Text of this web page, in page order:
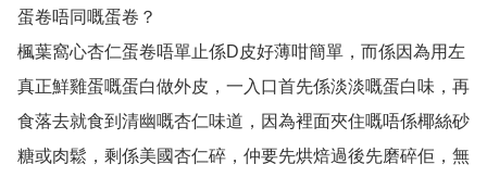
蛋卷唔同嘅蛋卷？
楓葉窩心杏仁蛋卷唔單止係D皮好薄咁簡單，而係因為用左
真正鮮雞蛋嘅蛋白做外皮，一入口首先係淡淡嘅蛋白味，再
食落去就食到清幽嘅杏仁味道，因為裡面夾住嘅唔係椰絲砂
糖或肉鬆，剩係美國杏仁碎，仲要先烘焙過後先磨碎佢，無